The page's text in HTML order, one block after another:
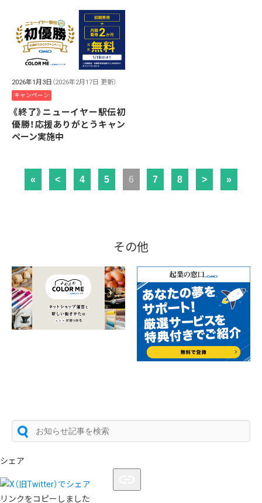
2026年1月3日 （2026年2月17日 更新）
キャンペーン
《終了》ニューイヤー駅伝初
優勝！応援ありがとうキャン
ペーン実施中
« < 4 5 6 7 8 > »
その他
シェア
リンクをコピーしました